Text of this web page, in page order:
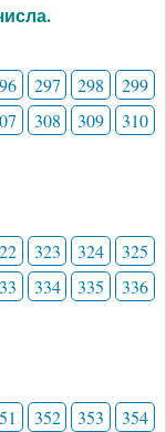
297 298
299
308 309
310
323 324
325
334 335
336
352 353
354